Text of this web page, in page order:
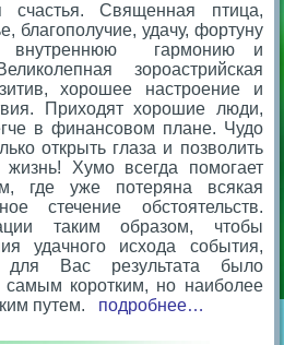
счастья. Священная птица,
благополучие, удачу, фортуну
внутреннюю гармонию и
зороастрийская
хорошее настроение и
Приходят хорошие люди,
в финансовом плане. Чудо
открыть глаза и позволить
Хумо всегда помогает
где уже потеряна всякая
стечение обстоятельств.
таким образом, чтобы
удачного исхода события,
для Вас результата было
самым коротким, но наиболее
путем.
подробнее…